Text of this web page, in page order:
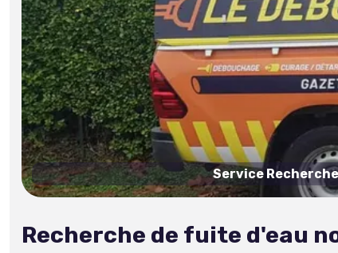
Service
Recherche de fuite d'eau